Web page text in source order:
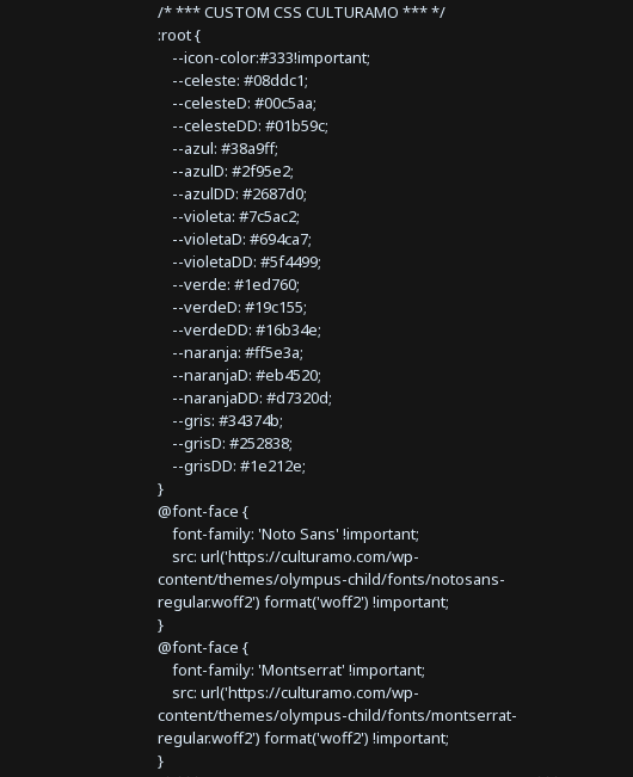
/* *** CUSTOM CSS CULTURAMO *** */
:root {
--icon-color:#333!important;
--celeste: #08ddc1;
--celesteD: #00c5aa;
--celesteDD: #01b59c;
--azul: #38a9ff;
--azulD: #2f95e2;
--azulDD: #2687d0;
--violeta: #7c5ac2;
--violetaD: #694ca7;
--violetaDD: #5f4499;
--verde: #1ed760;
--verdeD: #19c155;
--verdeDD: #16b34e;
--naranja: #ff5e3a;
--naranjaD: #eb4520;
--naranjaDD: #d7320d;
--gris: #34374b;
--grisD: #252838;
--grisDD: #1e212e;
}
@font-face {
font-family: 'Noto Sans' !important;
src: url('https://culturamo.com/wp-
content/themes/olympus-child/fonts/notosans-
regular.woff2') format('woff2') !important;
}
@font-face {
font-family: 'Montserrat' !important;
src: url('https://culturamo.com/wp-
content/themes/olympus-child/fonts/montserrat-
regular.woff2') format('woff2') !important;
}